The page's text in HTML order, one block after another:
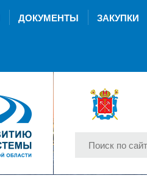
ДОКУМЕНТЫ ЗАКУПКИ